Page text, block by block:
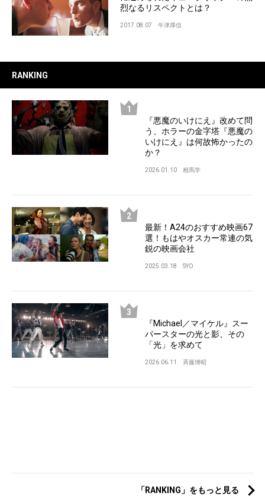
烈なるリスペクトとは？
2017.08.07 牛津厚信
RANKING
『悪魔のいけにえ』改めて問
う、ホラーの金字塔『悪魔の
いけにえ』は何故怖かったの
か？
2026.01.10 相馬学
最新！A24のおすすめ映画67
選！もはやオスカー常連の気
鋭の映画会社
2025.03.18 SYO
『Michael／マイケル』スー
パースターの光と影、その
「光」を求めて
2026.06.11 斉藤博昭
「RANKING」をもっと見る